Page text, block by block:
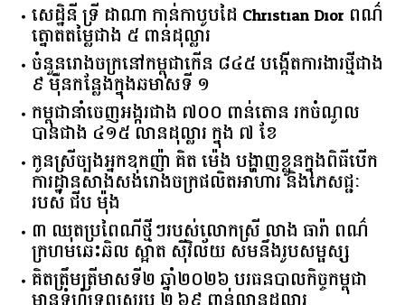
សេដ្ឋិនី ទ្រី ដាណា កាន់កាបូបដៃ Christian Dior ពណ៌
ត្នោតតម្លៃជាង ៥ ពាន់ដុល្លារ
ចំនួន​រោងចក្រ​នៅ​កម្ពុជា​កើន​ ​៨៤៥​ ​បង្កើត​ការងារ​ថ្មី​ជាង​
​៩​ ​ម៉ឺន​កន្លែង​ក្នុង​ឆមាស​ទី ​១​
កម្ពុជានាំចេញអង្ករជាង ៧០០ ពាន់តោន រកចំណូល
បានជាង ៤១៥ លានដុល្លារ ក្នុង ៧ ខែ
កូនស្រីច្បងអ្នកឧកញ៉ា គិត ម៉េង បង្ហាញខ្លួនក្នុងពិធីបើក
ការដ្ឋានសាងសង់រោងចក្រផលិតអាហារ និងភេសជ្ជៈ
របស់ ជីប ម៉ុង
៣ ឈុតប្រពៃណីថ្មីៗរបស់លោកស្រី លាង ធារ៉ា ពណ៌
ក្រហមឆេះឆិល ស្អាត ​ស៊ីវិល័យ សមនឹងរូបសម្ផស្ស
គិត​ត្រឹមត្រីមាស​ទី​២​ ​ឆ្នាំ​២០២៦​ បរធន​បាលកិច្ច​កម្ពុជា​ ​